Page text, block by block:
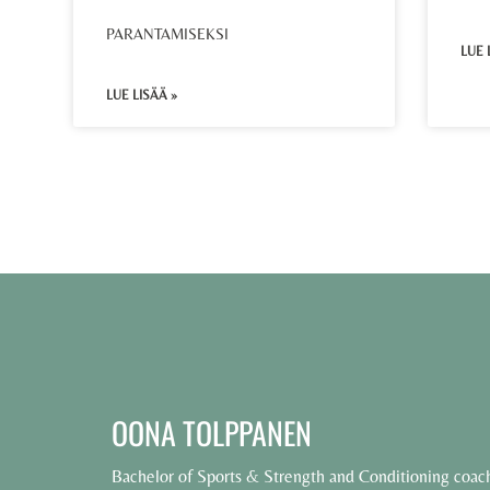
PARANTAMISEKSI
LUE LISÄÄ »
LUE
OONA TOLPPANEN
Bachelor of Sports & Strength and Conditioning